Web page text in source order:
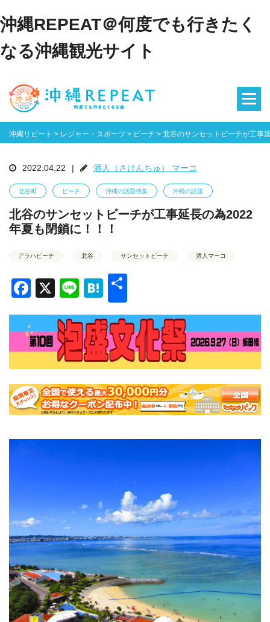
沖縄REPEAT＠何度でも行きたく
なる沖縄観光サイト
沖縄リピート > レジャー・スポーツ > ビーチ > 北谷のサンセットビーチが工事
2022.04.22 | 酒人（さけんちゅ） マーコ
北谷町 ビーチ 沖縄の話題特集 沖縄の話題
北谷のサンセットビーチが工事延長の為2022
年夏も閉鎖に！！！
アラハビーチ 北谷 サンセットビーチ 酒人マーコ
Facebook
X LineHatena